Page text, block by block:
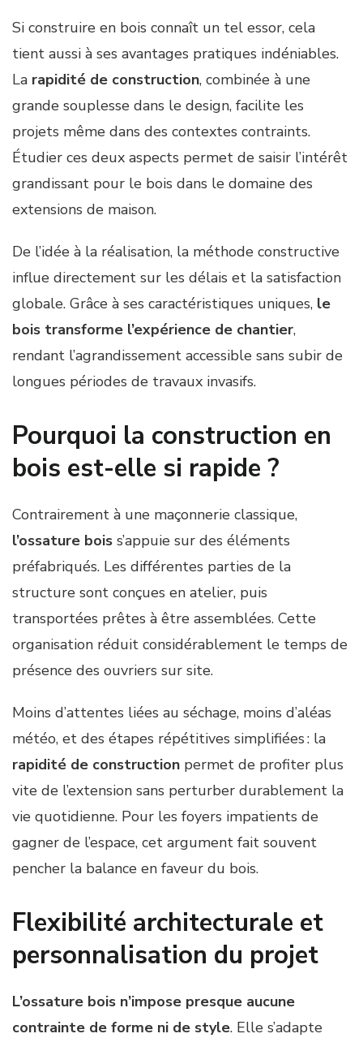
Si construire en bois connaît un tel essor, cela
tient aussi à ses avantages pratiques indéniables.
La rapidité de construction, combinée à une
grande souplesse dans le design, facilite les
projets même dans des contextes contraints.
Étudier ces deux aspects permet de saisir l’intérêt
grandissant pour le bois dans le domaine des
extensions de maison.
De l’idée à la réalisation, la méthode constructive
influe directement sur les délais et la satisfaction
globale. Grâce à ses caractéristiques uniques, le
bois transforme l’expérience de chantier,
rendant l’agrandissement accessible sans subir de
longues périodes de travaux invasifs.
Pourquoi la construction en
bois est-elle si rapide ?
Contrairement à une maçonnerie classique,
l’ossature bois s’appuie sur des éléments
préfabriqués. Les différentes parties de la
structure sont conçues en atelier, puis
transportées prêtes à être assemblées. Cette
organisation réduit considérablement le temps de
présence des ouvriers sur site.
Moins d’attentes liées au séchage, moins d’aléas
météo, et des étapes répétitives simplifiées : la
rapidité de construction permet de profiter plus
vite de l’extension sans perturber durablement la
vie quotidienne. Pour les foyers impatients de
gagner de l’espace, cet argument fait souvent
pencher la balance en faveur du bois.
Flexibilité architecturale et
personnalisation du projet
L’ossature bois n’impose presque aucune
contrainte de forme ni de style. Elle s’adapte